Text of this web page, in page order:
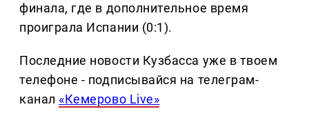
финала, где в дополнительное время
проиграла Испании (0:1).
Последние новости Кузбасса уже в твоем
телефоне - подписывайся на телеграм-
канал «Кемерово Live»